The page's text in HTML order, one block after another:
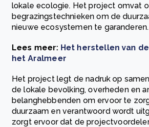
lokale ecologie. Het project omvat
begrazingstechnieken om de
nieuwe ecosystemen te garanderen.
Lees meer: Het herstellen van
het Aralmeer
Het project legt de nadruk op
de lokale bevolking, overheden en
belanghebbenden om ervoor te
duurzaam en verantwoord wordt
zorgt ervoor dat de